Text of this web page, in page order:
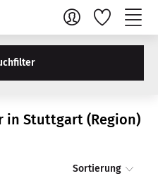
in Stuttgart (Region)
Sortierung